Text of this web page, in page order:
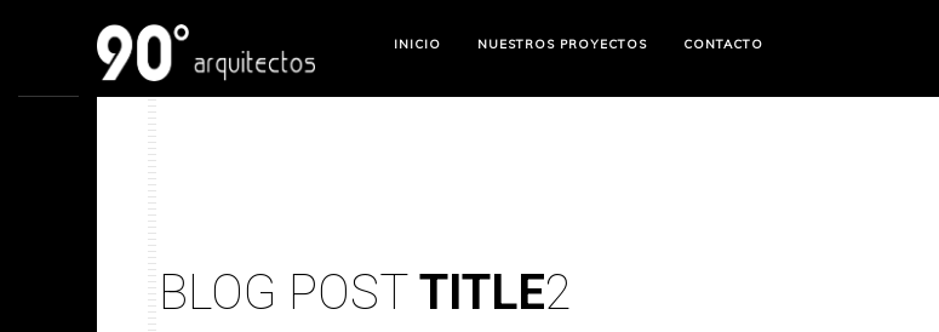
INICIO NUESTROS PROYECTOS CONTACTO
BLOG POSTTITLE2